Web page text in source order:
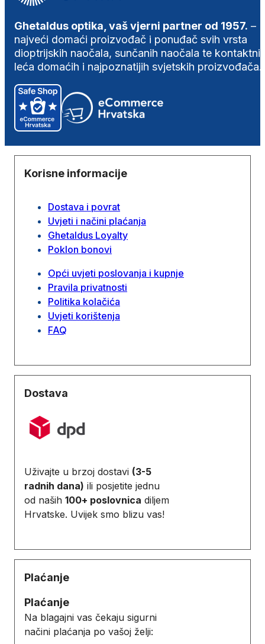
Ghetaldus optika, vaš vjerni partner od 1957. –
najveći domaći proizvođač i ponuđač svih vrsta
dioptrijskih naočala, sunčanih naočala te
leća domaćih i najpoznatijih svjetskih proizvođača.
Korisne informacije
Dostava i povrat
Uvjeti i načini plaćanja
Ghetaldus Loyalty
Poklon bonovi
Opći uvjeti poslovanja i kupnje
Pravila privatnosti
Politika kolačića
Uvjeti korištenja
FAQ
Dostava
Uživajte u brzoj dostavi (3-5
radnih dana) ili posjetite jednu
od naših 100+ poslovnica diljem
Hrvatske. Uvijek smo blizu vas!
Plaćanje
Plaćanje
Na blagajni vas čekaju sigurni
načini plaćanja po vašoj želji: